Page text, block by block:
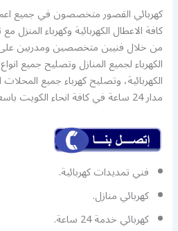
كهربائي القصور متخصصون في جميع
كافة الاعطال الكهربائية وكهرباء
من خلال فنيين متخصصين ومدربين
الكهرباء لجميع المنازل وتصليح جميع
الكهربائية، وتصليح كهرباء جميع
مدار 24 ساعة في كافة انحاء الكويت باسعار لاتقبل المنافسة.
فني تمديدات كهربائية.
كهربائي منازل.
كهربائي خدمة 24 ساعة.